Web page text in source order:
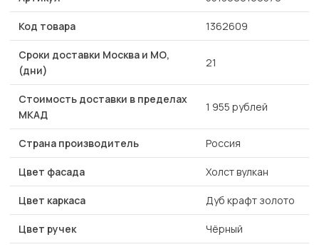
Код товара 1362609
Сроки доставки Москва и МО,
(дни)
21
Стоимость доставки в пределах
МКАД
1 955 рублей
Страна производитель Россия
Цвет фасада Холст вулкан
Цвет каркаса Дуб крафт золото
Цвет ручек Чёрный